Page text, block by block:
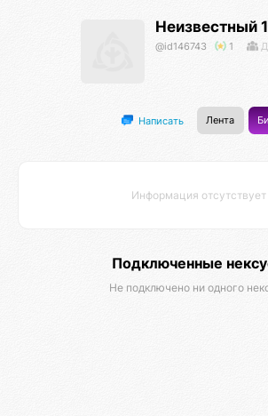
Неизвестный
@id146743 1
Написать Лента
Информация отсутствует
Подключенные
Не подключено ни одного